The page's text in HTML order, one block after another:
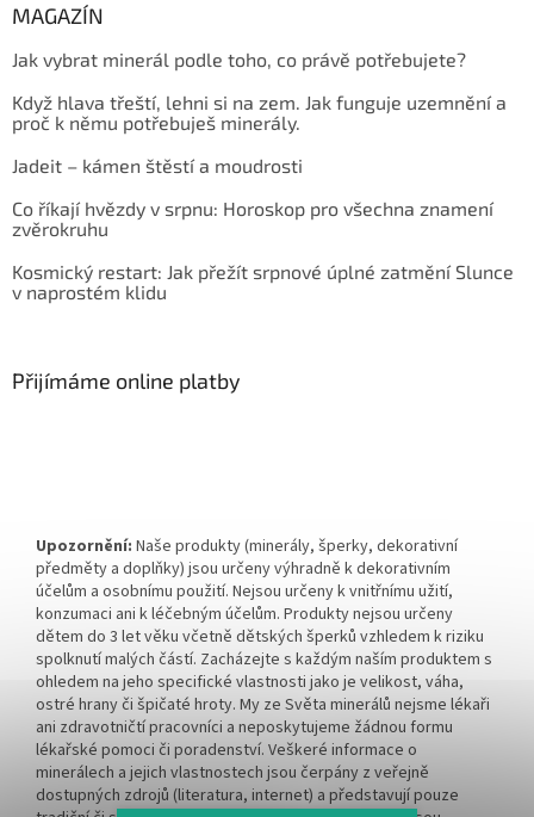
MAGAZÍN
Jak vybrat minerál podle toho, co právě potřebujete?
Když hlava třeští, lehni si na zem. Jak funguje uzemnění a
proč k němu potřebuješ minerály.
Jadeit – kámen štěstí a moudrosti
Co říkají hvězdy v srpnu: Horoskop pro všechna znamení
zvěrokruhu
Kosmický restart: Jak přežít srpnové úplné zatmění Slunce
v naprostém klidu
Přijímáme online platby
Upozornění: Naše produkty (minerály, šperky, dekorativní
předměty a doplňky) jsou určeny výhradně k dekorativním
účelům a osobnímu použití. Nejsou určeny k vnitřnímu užití,
konzumaci ani k léčebným účelům. Produkty nejsou určeny
dětem do 3 let věku včetně dětských šperků vzhledem k riziku
spolknutí malých částí. Zacházejte s každým naším produktem s
ohledem na jeho specifické vlastnosti jako je velikost, váha,
ostré hrany či špičaté hroty. My ze Světa minerálů nejsme lékaři
ani zdravotničtí pracovníci a neposkytujeme žádnou formu
lékařské pomoci či poradenství. Veškeré informace o
minerálech a jejich vlastnostech jsou čerpány z veřejně
dostupných zdrojů (literatura, internet) a představují pouze